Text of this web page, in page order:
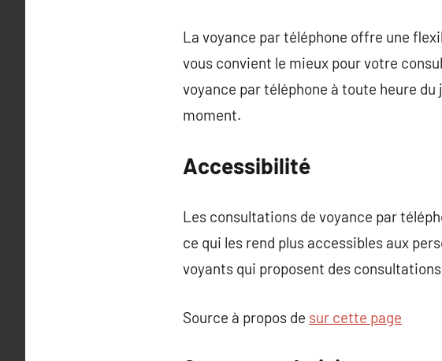
La voyance par téléphone offre une
vous convient le mieux pour votre
voyance par téléphone à toute heure
moment.
Accessibilité
Les consultations de voyance par
ce qui les rend plus accessibles aux
voyants qui proposent des
Source à propos de sur cette page